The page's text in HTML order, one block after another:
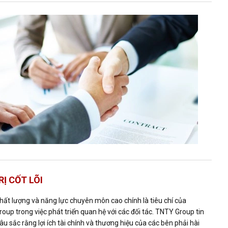
CỐT LÕI
lượng và năng lực chuyên môn cao chính là tiêu chí của
trong việc phát triển quan hệ với các đối tác. TNTY Group tin
sắc rằng lợi ích tài chính và thương hiệu của các bên phải hài